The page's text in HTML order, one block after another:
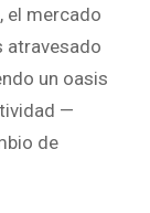
el mercado
atravesado
un oasis
—
de